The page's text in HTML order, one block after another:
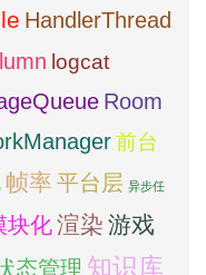
HandlerThread
logcat
Room
前台
帧率 平台层 异步任
块化渲染 游戏
态管理 知识库